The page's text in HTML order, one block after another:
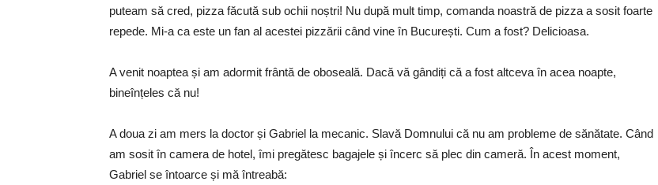
puteam să cred, pizza făcută sub ochii noștri! Nu după mult timp, comanda noastră de pizza a sosit foarte
repede. Mi-a ca este un fan al acestei pizzării când vine în București. Cum a fost? Delicioasa.
A venit noaptea și am adormit frântă de oboseală. Dacă vă gândiți că a fost altceva în acea noapte,
bineînțeles că nu!
A doua zi am mers la doctor și Gabriel la mecanic. Slavă Domnului că nu am probleme de sănătate. Când
am sosit în camera de hotel, îmi pregătesc bagajele și încerc să plec din cameră. În acest moment,
Gabriel se întoarce și mă întreabă: